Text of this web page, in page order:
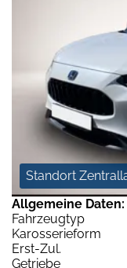
Standort
Allgemeine Daten:
Fahrzeugtyp
Karosserieform
Erst-Zul.
Getriebe